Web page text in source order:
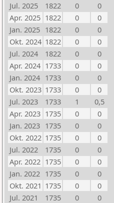
Jul. 2025
1822 0
0
Apr. 2025 1822 0
0
Jan. 2025 1822 0
0
Okt. 2024 1822 0
0
Jul. 2024
1822 0
0
Apr. 2024 1733 0
0
Jan. 2024 1733 0
0
Okt. 2023 1733 0
0
Jul. 2023
1733 1
0,5
Apr. 2023 1735 0
0
Jan. 2023 1735 0
0
Okt. 2022 1735 0
0
Jul. 2022
1735 0
0
Apr. 2022 1735 0
0
Jan. 2022 1735 0
0
Okt. 2021 1735 0
0
Jul. 2021
1735 0
0